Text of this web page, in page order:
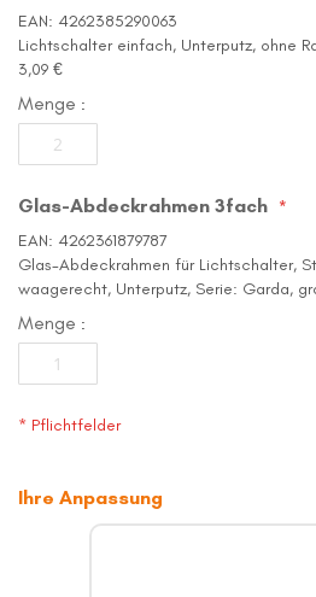
EAN: 4262385290063
Lichtschalter einfach, Unterputz, ohne
3,09 €
Menge
Glas-Abdeckrahmen 3fach
EAN: 4262361879787
Glas-Abdeckrahmen für Lichtschalter,
waagerecht, Unterputz, Serie: Garda,
Menge
* Pflichtfelder
Ihre Anpassung